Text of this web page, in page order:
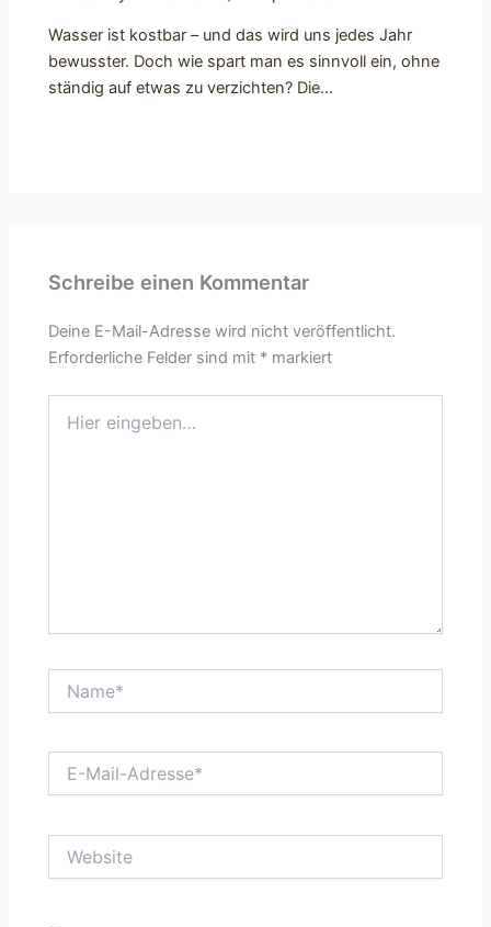
Wasser ist kostbar – und das wird uns jedes Jahr
bewusster. Doch wie spart man es sinnvoll ein, ohne
ständig auf etwas zu verzichten? Die…
Schreibe einen Kommentar
Deine E-Mail-Adresse wird nicht veröffentlicht.
Erforderliche Felder sind mit * markiert
eingeben…
Mail-